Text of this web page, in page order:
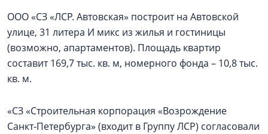
ООО «СЗ «ЛСР. Автовская» построит на Автовской
улице, 31 литера И микс из жилья и гостиницы
(возможно, апартаментов). Площадь квартир
составит 169,7 тыс. кв. м, номерного фонда – 10,8 тыс.
кв. м.
«СЗ «Строительная корпорация «Возрождение
Санкт‑Петербурга» (входит в Группу ЛСР) согласовали